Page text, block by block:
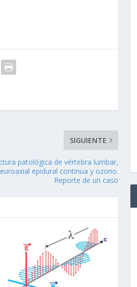
SIGUIENTE
patológica de vértebra lumbar,
epidural continua y ozono.
Reporte de un caso